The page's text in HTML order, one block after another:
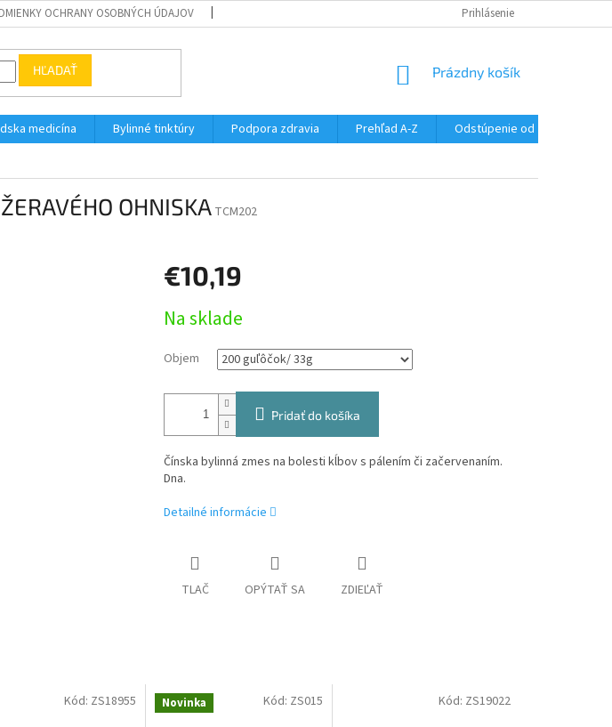
OCHRANY OSOBNÝCH ÚDAJOV VŠETKO O NÁKUPE
Prihlásenie
HĽADAŤ
NÁKUPNÝ
Prázdny košík
medicína Bylinné tinktúry Podpora zdravia Prehľad A-Z Odstúpenie od zmluvy
OHNISKATCM202
€10,19
cena:
Na sklade
Objem
Pridať do košíka
Čínska bylinná zmes na bolesti kĺbov s pálením či začervenaním.
Dna.
Detailné informácie
TLAČ OPÝTAŤ SA ZDIEĽAŤ
Kód: ZS18955 Novinka Kód: ZS015 Kód: ZS19022